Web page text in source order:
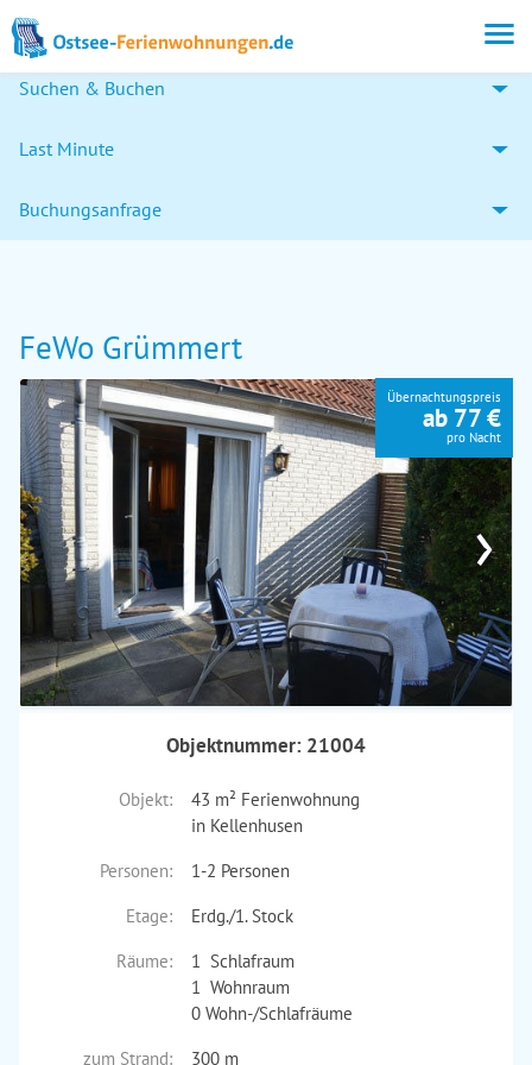
Suchen & Buchen
Last Minute
Buchungsanfrage
FeWo Grümmert
›
Übernachtungspreis
ab 77 €
pro Nacht
Objektnummer: 21004
Objekt:
43 m² Ferienwohnung
in Kellenhusen
Personen:
1-2 Personen
Etage:
Erdg./1. Stock
Räume:
1 Schlafraum
1 Wohnraum
0 Wohn-/Schlafräume
zum Strand:
300 m